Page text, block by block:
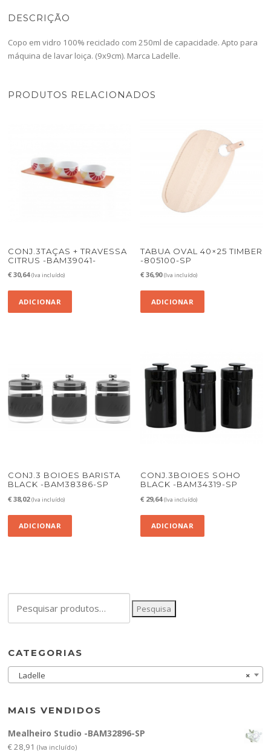
DESCRIÇÃO
Copo em vidro 100% reciclado com 250ml de capacidade. Apto para
máquina de lavar loiça. (9x9cm). Marca Ladelle.
PRODUTOS RELACIONADOS
CONJ.3TAÇAS + TRAVESSA
CITRUS -BAM39041-
€ 30,64 (Iva incluído)
ADICIONAR
TABUA OVAL 40×25 TIMBER
-805100-SP
€ 36,90 (Iva incluído)
ADICIONAR
CONJ.3 BOIOES BARISTA
BLACK -BAM38386-SP
€ 38,02 (Iva incluído)
ADICIONAR
CONJ.3BOIOES SOHO
BLACK -BAM34319-SP
€ 29,64 (Iva incluído)
ADICIONAR
por:
Pesquisa
CATEGORIAS
×
Ladelle
MAIS VENDIDOS
Mealheiro Studio -BAM32896-SP
€28,91 (Iva incluído)